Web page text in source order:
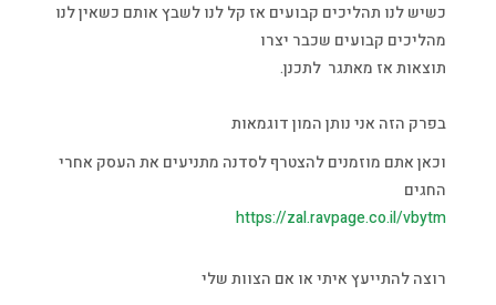
כשיש לנו תהליכים קבועים אז קל לנו לשבץ אותם כשאין לנו
מהליכים קבועים שכבר יצרו
תוצאות אז מאתגר לתכנן.
בפרק הזה אני נותן המון דוגמאות
וכאן אתם מוזמנים להצטרף לסדנה מתניעים את העסק אחרי
החגים
https://zal.ravpage.co.il/vbytm
רוצה להתייעץ איתי או אם הצוות שלי